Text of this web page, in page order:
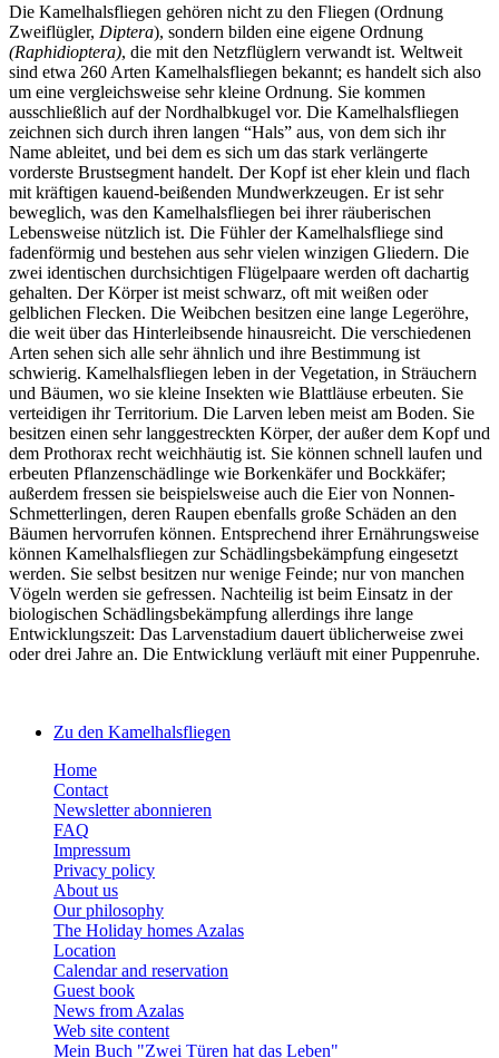
Die Kamelhalsfliegen gehören nicht zu den Fliegen (Ordnung
Zweiflügler, Diptera), sondern bilden eine eigene Ordnung
(Raphidioptera), die mit den Netzflüglern verwandt ist. Weltweit
sind etwa 260 Arten Kamelhalsfliegen bekannt; es handelt sich also
um eine vergleichsweise sehr kleine Ordnung. Sie kommen
ausschließlich auf der Nordhalbkugel vor. Die Kamelhalsfliegen
zeichnen sich durch ihren langen “Hals” aus, von dem sich ihr
Name ableitet, und bei dem es sich um das stark verlängerte
vorderste Brustsegment handelt. Der Kopf ist eher klein und flach
mit kräftigen kauend-beißenden Mundwerkzeugen. Er ist sehr
beweglich, was den Kamelhalsfliegen bei ihrer räuberischen
Lebensweise nützlich ist. Die Fühler der Kamelhalsfliege sind
fadenförmig und bestehen aus sehr vielen winzigen Gliedern. Die
zwei identischen durchsichtigen Flügelpaare werden oft dachartig
gehalten. Der Körper ist meist schwarz, oft mit weißen oder
gelblichen Flecken. Die Weibchen besitzen eine lange Legeröhre,
die weit über das Hinterleibsende hinausreicht. Die verschiedenen
Arten sehen sich alle sehr ähnlich und ihre Bestimmung ist
schwierig. Kamelhalsfliegen leben in der Vegetation, in Sträuchern
und Bäumen, wo sie kleine Insekten wie Blattläuse erbeuten. Sie
verteidigen ihr Territorium. Die Larven leben meist am Boden. Sie
besitzen einen sehr langgestreckten Körper, der außer dem Kopf und
dem Prothorax recht weichhäutig ist. Sie können schnell laufen und
erbeuten Pflanzenschädlinge wie Borkenkäfer und Bockkäfer;
außerdem fressen sie beispielsweise auch die Eier von Nonnen-
Schmetterlingen, deren Raupen ebenfalls große Schäden an den
Bäumen hervorrufen können. Entsprechend ihrer Ernährungsweise
können Kamelhalsfliegen zur Schädlingsbekämpfung eingesetzt
werden. Sie selbst besitzen nur wenige Feinde; nur von manchen
Vögeln werden sie gefressen. Nachteilig ist beim Einsatz in der
biologischen Schädlingsbekämpfung allerdings ihre lange
Entwicklungszeit: Das Larvenstadium dauert üblicherweise zwei
oder drei Jahre an. Die Entwicklung verläuft mit einer Puppenruhe.
Zu den Kamelhalsfliegen
Home
Contact
Newsletter abonnieren
FAQ
Impressum
Privacy policy
About us
Our philosophy
The Holiday homes Azalas
Location
Calendar and reservation
Guest book
News from Azalas
Web site content
Mein Buch "Zwei Türen hat das Leben"